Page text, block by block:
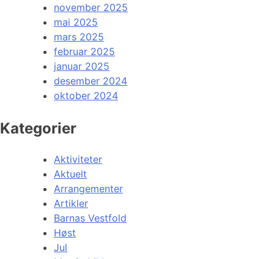
november 2025
mai 2025
mars 2025
februar 2025
januar 2025
desember 2024
oktober 2024
Kategorier
Aktiviteter
Aktuelt
Arrangementer
Artikler
Barnas Vestfold
Høst
Jul